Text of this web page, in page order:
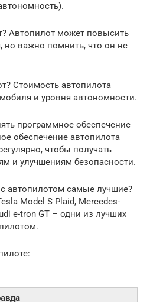
Автопилот может повысить
но важно помнить, что он не
Стоимость автопилота
и уровня автономности.
программное обеспечение
обеспечение автопилота
чтобы получать
и улучшениям безопасности.
автопилотом самые лучшие?
Model S Plaid, Mercedes-
e-tron GT – одни из лучших